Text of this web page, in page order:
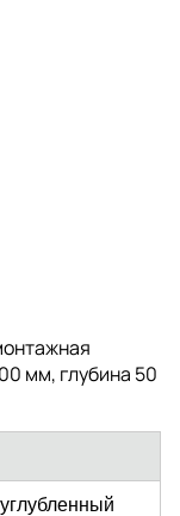
мм, глубина 50